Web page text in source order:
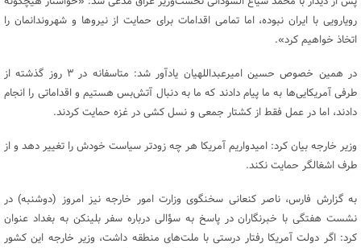
رویارویی با ایران نبوده، اما تمامی اقدامات برای حمایت از نیروها و شهروندانمان را
اتخاذ خواهیم کرد».
در همین خصوص حسین امیرعبداللهیان یادآور شد: متاسفانه در ۳ روز گذشته از
طرفی آمریکایی‌ها به ما پیام دادند که ما به دنبال ‌آتش‌بس هستیم و اقداماتی را انجام
دادند، اما در عمل فقط از کشتار جمعی و نسل کشی در غزه حمایت کردند.
وزیر خارجه بیان کرد: امیدواریم آمریکا هر چه زودتر سیاست خودش را تغییر دهد و از
طرف اشغالگر حمایت نکند.
به گزارش فارس، ناصر کنعانی سخنگوی وزارت امور خارجه نیز امروز (دوشنبه) در
نشست هفتگی با خبرنگاران در پاسخ به سؤالی درباره سفر بلینکن به بغداد عنوان
کرد: اگر دولت آمریکا رفتار درستی با ملت‌های منطقه داشت، وزیر خارجه این کشور